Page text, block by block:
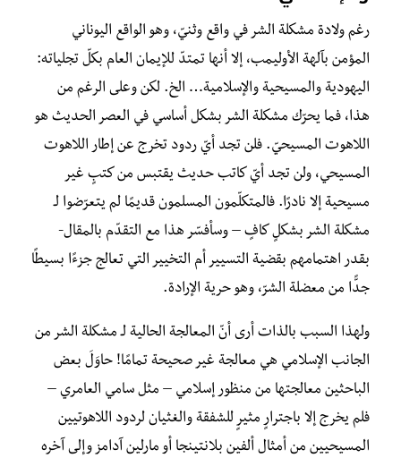
رغم ولادة مشكلة الشر في واقع وثنيّ، وهو الواقع اليوناني
المؤمن بآلهة الأوليمب، إلا أنها تمتدّ للإيمان العام بكلّ تجلياته:
اليهودية والمسيحية والإسلامية… الخ. لكن وعلى الرغم من
هذا، فما يحرّك مشكلة الشر بشكل أساسي في العصر الحديث هو
اللاهوت المسيحيّ. فلن تجد أيّ ردود تخرج عن إطار اللاهوت
المسيحي، ولن تجد أيّ كاتب حديث يقتبس من كتبٍ غير
مسيحية إلا نادرًا. فالمتكلّمون المسلمون قديمًا لم يتعرّضوا لـ
مشكلة الشر بشكلٍ كافٍ – وسأفسّر هذا مع التقدّم بالمقال-
بقدر اهتمامهم بقضية التسيير أم التخيير التي تعالج جزءًا بسيطًا
جدًّا من معضلة الشرّ، وهو حرية الإرادة.
ولهذا السبب بالذات أرى أنّ المعالجة الحالية لـ مشكلة الشر من
الجانب الإسلامي هي معالجة غير صحيحة تمامًا! حاوَلَ بعض
الباحثين معالجتها من منظور إسلامي – مثل سامي العامري –
فلم يخرج إلا باجترارٍ مثيرٍ للشفقة والغثيان لردود اللاهوتيين
المسيحيين من أمثال ألفين بلانتينجا أو مارلين آدامز وإلى آخره